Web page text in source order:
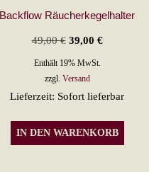
Backflow Räucherkegelhalter
49,00€ Ursprünglicher
Preis
war:
49,00 €
39,00 €Aktueller
39,00 €.
Enthält 19% MwSt.
zzgl. Versand
Lieferzeit: Sofort lieferbar
IN DEN WARENKORB